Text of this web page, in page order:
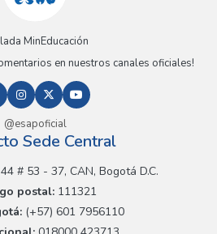
MinEducación
en nuestros canales oficiales!
@esapoficial
Sede Central
# 53 - 37, CAN, Bogotá D.C.
postal: 111321
(+57) 601 7956110